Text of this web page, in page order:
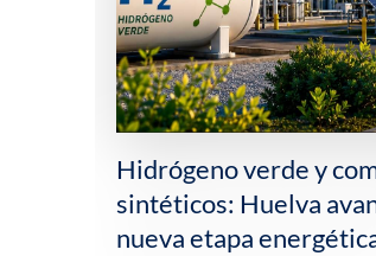
La importancia del
Ormuz y otros pasos
para el comercio